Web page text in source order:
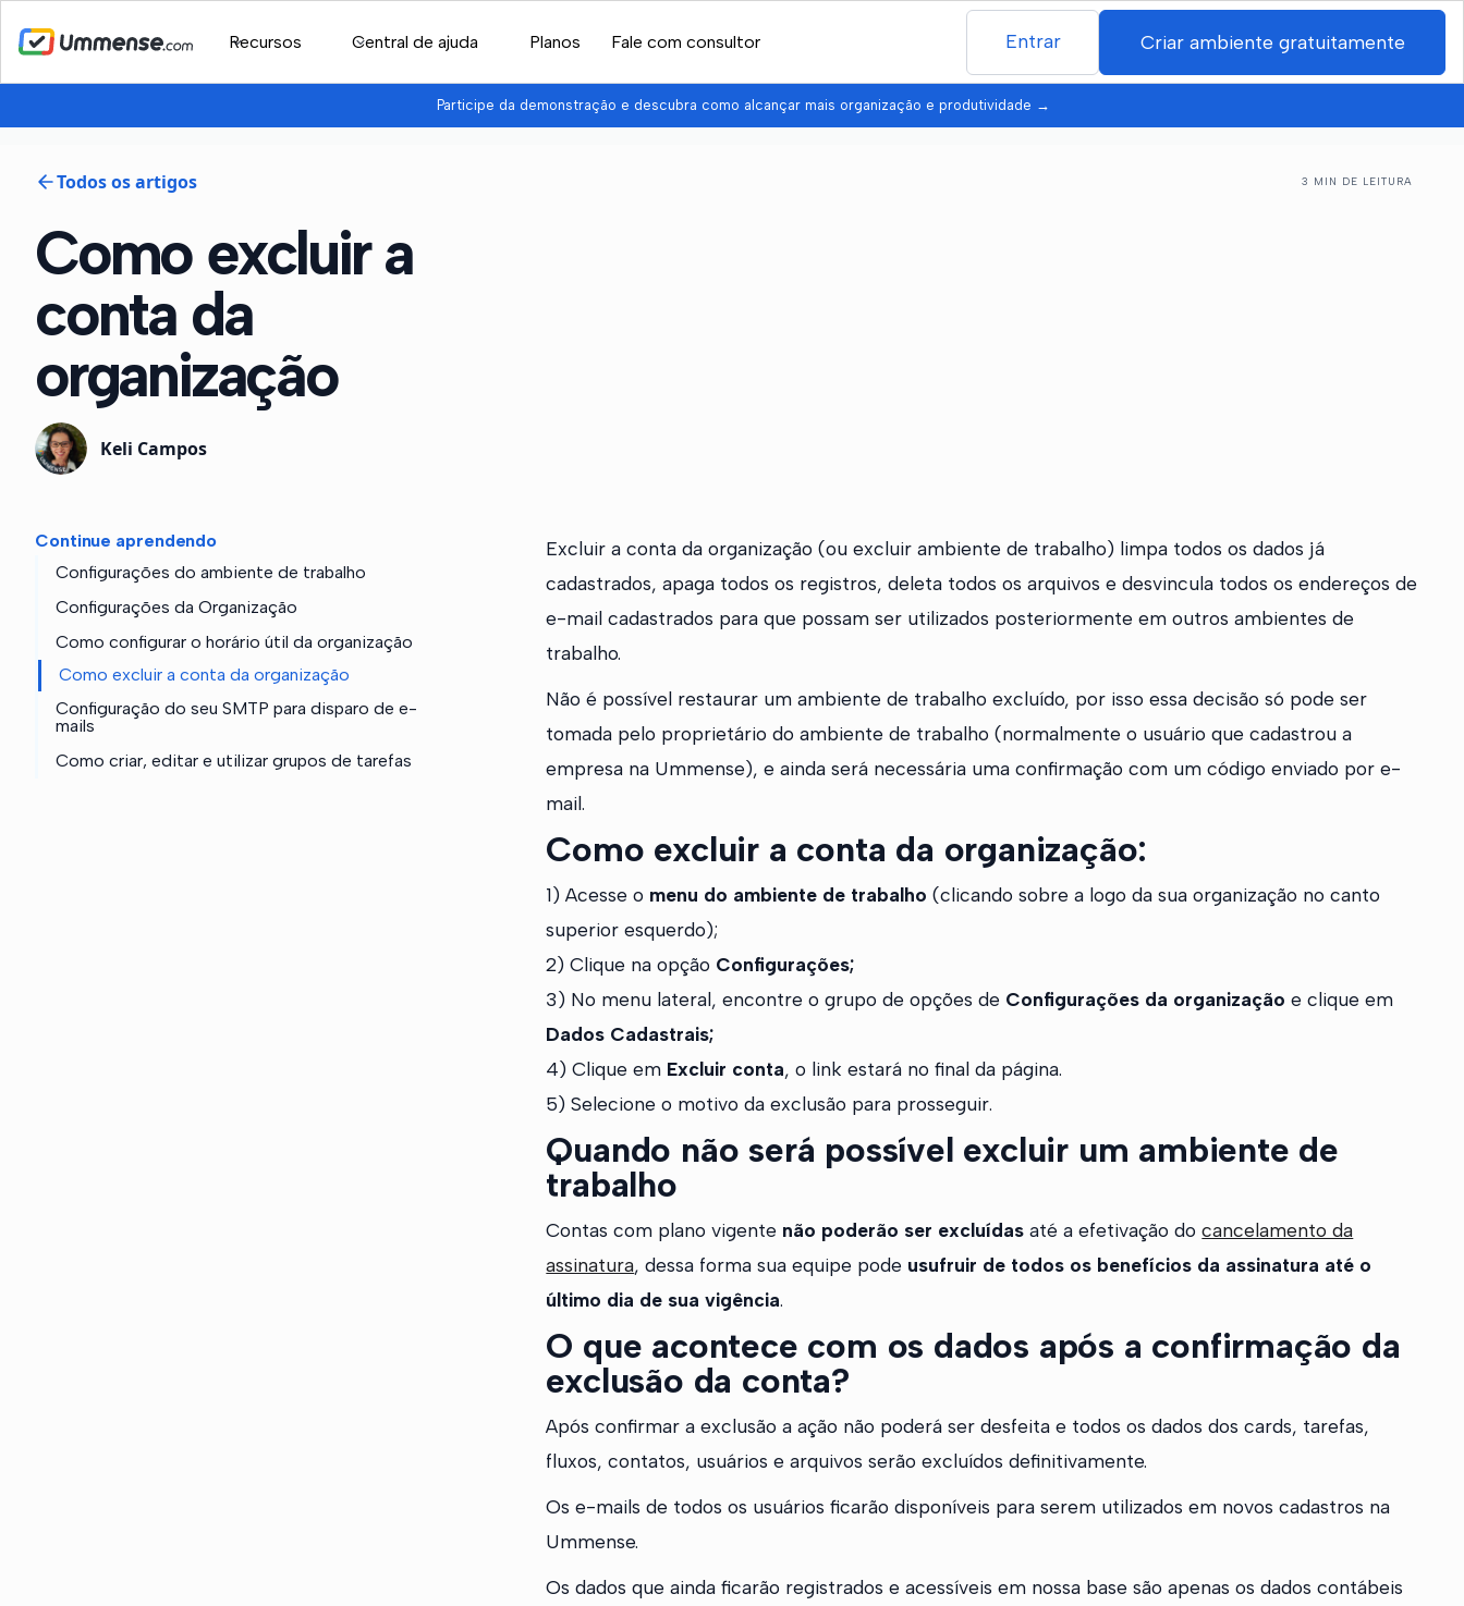
Recursos Central de ajuda Planos Fale com consultor Entrar Criar ambiente gratuitamente
Participe da demonstração e descubra como alcançar mais organização e produtividade →
Todos os artigos 3 MIN DE LEITURA
Como excluir a
conta da
organização
Keli Campos
Continue aprendendo
Configurações do ambiente de trabalho
Configurações da Organização
Como configurar o horário útil da organização
Como excluir a conta da organização
Configuração do seu SMTP para disparo de e-
mails
Como criar, editar e utilizar grupos de tarefas
Excluir a conta da organização (ou excluir ambiente de trabalho) limpa todos os dados já
cadastrados, apaga todos os registros, deleta todos os arquivos e desvincula todos os endereços de
e-mail cadastrados para que possam ser utilizados posteriormente em outros ambientes de
trabalho.
Não é possível restaurar um ambiente de trabalho excluído, por isso essa decisão só pode ser
tomada pelo proprietário do ambiente de trabalho (normalmente o usuário que cadastrou a
empresa na Ummense), e ainda será necessária uma confirmação com um código enviado por e-
mail.
Como excluir a conta da organização:
1) Acesse o menu do ambiente de trabalho (clicando sobre a logo da sua organização no canto
superior esquerdo);
2) Clique na opção Configurações;
3) No menu lateral, encontre o grupo de opções de Configurações da organização e clique em
Dados Cadastrais;
4) Clique em Excluir conta, o link estará no final da página.
5) Selecione o motivo da exclusão para prosseguir.
Quando não será possível excluir um ambiente de
trabalho
Contas com plano vigente não poderão ser excluídasaté a efetivação docancelamento da
assinatura, dessa forma sua equipe pode usufruir de todos os benefícios da assinatura até o
último dia de sua vigência.
O que acontece com os dados após a confirmação da
exclusão da conta?
Após confirmar a exclusão a ação não poderá ser desfeita e todos os dados dos cards, tarefas,
fluxos, contatos, usuários e arquivos serão excluídos definitivamente.
Os e-mails de todos os usuários ficarão disponíveis para serem utilizados em novos cadastros na
Ummense.
Os dados que ainda ficarão registrados e acessíveis em nossa base são apenas os dados contábeis